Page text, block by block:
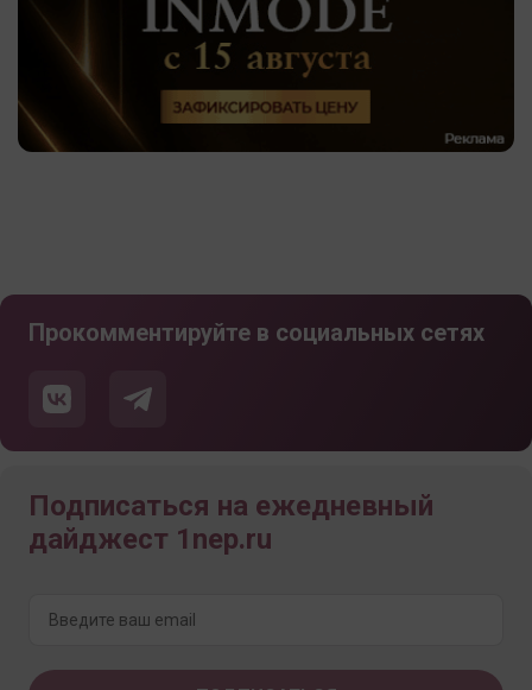
Прокомментируйте в социальных сетях
Подписаться на ежедневный
дайджест 1nep.ru